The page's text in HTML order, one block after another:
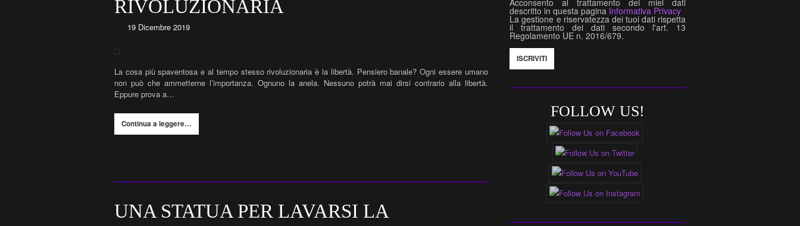
RIVOLUZIONARIA
19 Dicembre 2019
La cosa più spaventosa e al tempo stesso rivoluzionaria è la libertà. Pensiero banale? Ogni essere umano
non può che ammetterne l’importanza. Ognuno la anela. Nessuno potrà mai dirsi contrario alla libertà.
Eppure prova a…
Continua a leggere…
UNA STATUA PER LAVARSI LA
descritto in questa pagina Informativa Privacy
La gestione e riservatezza dei tuoi dati rispetta
il trattamento dei dati secondo l'art. 13
Regolamento UE n. 2016/679.
FOLLOW US!